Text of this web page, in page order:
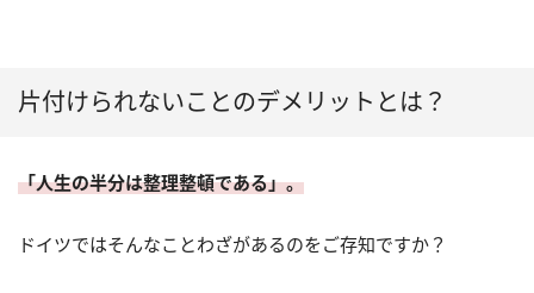
片付けられないことのデメリットとは？
「人生の半分は整理整頓である」。
ドイツではそんなことわざがあるのをご存知ですか？